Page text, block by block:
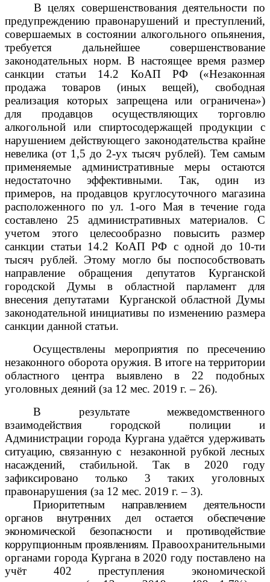
В целях совершенствования деятельности по
предупреждению правонарушений и преступлений,
совершаемых в состоянии алкогольного опьянения,
требуется дальнейшее совершенствование
законодательных норм. В настоящее время размер
санкции статьи 14.2 КоАП РФ («Незаконная
продажа товаров (иных вещей), свободная
реализация которых запрещена или ограничена»)
для продавцов осуществляющих торговлю
алкогольной или спиртосодержащей продукции с
нарушением действующего законодательства крайне
невелика (от 1,5 до 2-ух тысяч рублей). Тем самым
применяемые административные меры остаются
недостаточно эффективными. Так, один из
примеров, на продавцов круглосуточного магазина
расположенного по ул. 1-ого Мая в течение года
составлено 25 административных материалов. С
учетом этого целесообразно повысить размер
санкции статьи 14.2 КоАП РФ с одной до 10-ти
тысяч рублей. Этому могло бы поспособствовать
направление обращения депутатов Курганской
городской Думы в областной парламент для
внесения депутатами
Курганской областной Думы
законодательной инициативы по изменению размера
санкции данной статьи.
Осуществлены мероприятия по пресечению
незаконного оборота оружия. В итоге на территории
областного центра выявлено в 22 подобных
уголовных деяний (за 12 мес. 2019 г. – 26).
В результате межведомственного
взаимодействия городской полиции и
Администрации города Кургана удаётся удерживать
ситуацию, связанную с
незаконной рубкой лесных
насаждений, стабильной. Так в 2020 году
зафиксировано только 3 таких уголовных
правонарушения (за 12 мес. 2019 г. – 3).
Приоритетным направлением деятельности
органов внутренних дел остается обеспечение
экономической безопасности и противодействие
коррупционным проявлениям. Правоохранительными
органами города Кургана в 2020 году поставлено на
учёт 402 преступления экономической